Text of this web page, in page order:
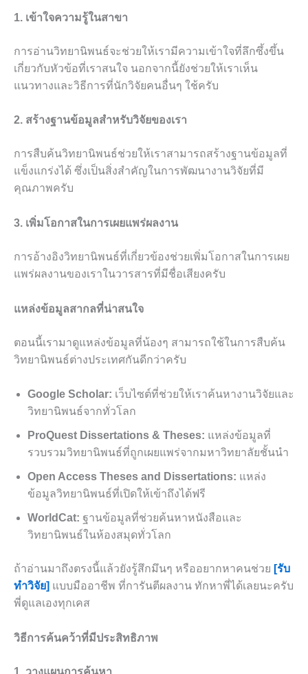
1. เข้าใจความรู้ในสาขา
การอ่านวิทยานิพนธ์จะช่วยให้เรามีความเข้าใจที่ลึกซึ้งขึ้น
เกี่ยวกับหัวข้อที่เราสนใจ นอกจากนี้ยังช่วยให้เราเห็น
แนวทางและวิธีการที่นักวิจัยคนอื่นๆ ใช้ครับ
2. สร้างฐานข้อมูลสำหรับวิจัยของเรา
การสืบค้นวิทยานิพนธ์ช่วยให้เราสามารถสร้างฐานข้อมูลที่
แข็งแกร่งได้ ซึ่งเป็นสิ่งสำคัญในการพัฒนางานวิจัยที่มี
คุณภาพครับ
3. เพิ่มโอกาสในการเผยแพร่ผลงาน
การอ้างอิงวิทยานิพนธ์ที่เกี่ยวข้องช่วยเพิ่มโอกาสในการเผย
แพร่ผลงานของเราในวารสารที่มีชื่อเสียงครับ
แหล่งข้อมูลสากลที่น่าสนใจ
ตอนนี้เรามาดูแหล่งข้อมูลที่น้องๆ สามารถใช้ในการสืบค้น
วิทยานิพนธ์ต่างประเทศกันดีกว่าครับ
Google Scholar: เว็บไซต์ที่ช่วยให้เราค้นหางานวิจัยและ
วิทยานิพนธ์จากทั่วโลก
ProQuest Dissertations & Theses: แหล่งข้อมูลที่
รวบรวมวิทยานิพนธ์ที่ถูกเผยแพร่จากมหาวิทยาลัยชั้นนำ
Open Access Theses and Dissertations: แหล่ง
ข้อมูลวิทยานิพนธ์ที่เปิดให้เข้าถึงได้ฟรี
WorldCat: ฐานข้อมูลที่ช่วยค้นหาหนังสือและ
วิทยานิพนธ์ในห้องสมุดทั่วโลก
ถ้าอ่านมาถึงตรงนี้แล้วยังรู้สึกมึนๆ หรืออยากหาคนช่วย [รับ
ทำวิจัย] แบบมืออาชีพ ที่การันตีผลงาน ทักหาพี่ได้เลยนะครับ
พี่ดูแลเองทุกเคส
วิธีการค้นคว้าที่มีประสิทธิภาพ
1. วางแผนการค้นหา